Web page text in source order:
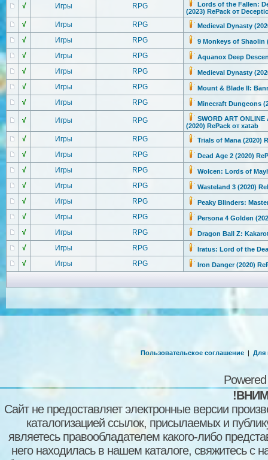
√ Игры RPG
Lords of the Fallen:
(2023) RePack от
√ Игры RPG Medieval Dynasty
√ Игры RPG 9 Monkeys of Shaolin
√ Игры RPG Aquanox Deep
√ Игры RPG Medieval Dynasty
√ Игры RPG Mount & Blade II:
√ Игры RPG Minecraft Dungeons
√ Игры RPG
SWORD ART
(2020) RePack от xatab
√ Игры RPG Trials of Mana (2020)
√ Игры RPG Dead Age 2 (2020)
√ Игры RPG Wolcen: Lords of
√ Игры RPG Wasteland 3 (2020)
√ Игры RPG Peaky Blinders:
√ Игры RPG Persona 4 Golden
√ Игры RPG Dragon Ball Z:
√ Игры RPG Iratus: Lord of the
√ Игры RPG Iron Danger (2020)
Пользовательское соглашение | Для
Сайт не предоставляет электронные версии
каталогизацией ссылок, присылаемых и
являетесь правообладателем какого-либо
него находилась в нашем каталоге, свяжитесь